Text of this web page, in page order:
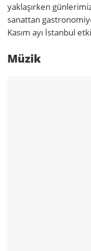
yaklaşırken
sanattan
Kasım ayı İstanbul
Müzik